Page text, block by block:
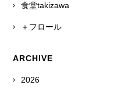
食堂takizawa
＋フロール
ARCHIVE
2026